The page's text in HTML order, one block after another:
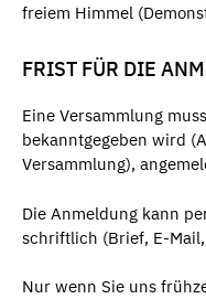
freiem Himmel
FRIST FÜR DIE
Eine Versammlung
bekanntgegeben wird
Versammlung),
Die Anmeldung kann
schriftlich (Brief, E-Mail,
Nur wenn Sie uns